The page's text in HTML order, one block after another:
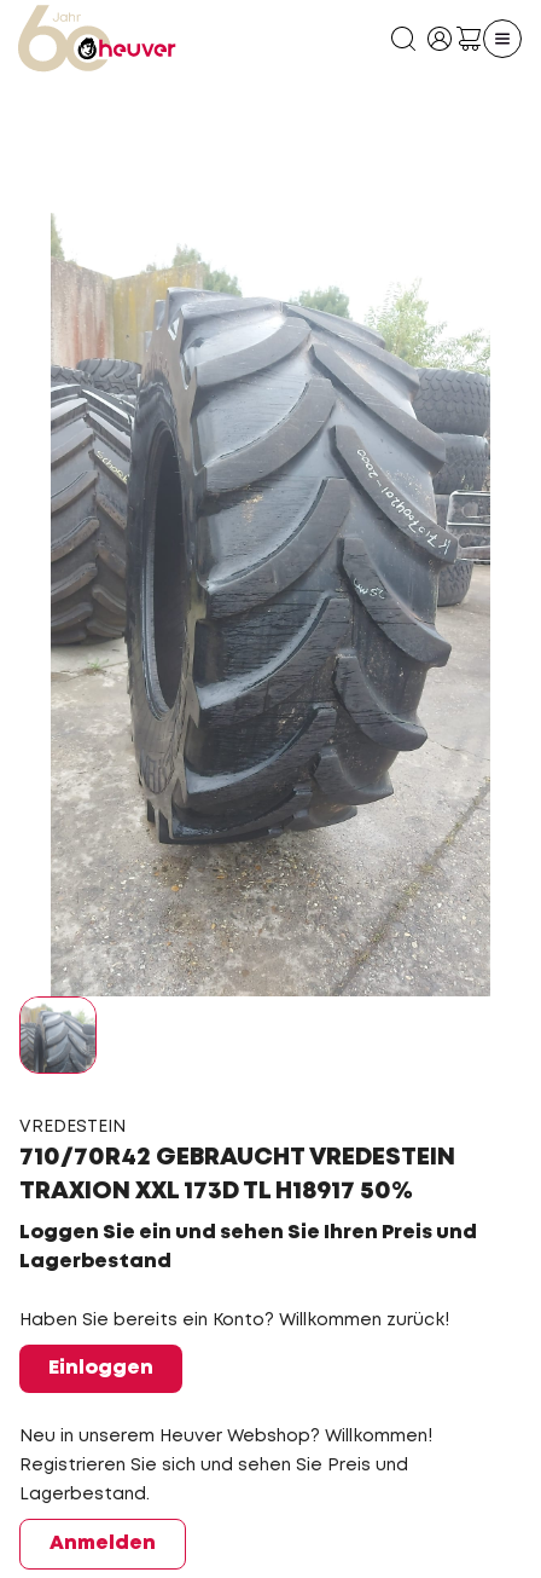
VREDESTEIN
710/70R42 GEBRAUCHT VREDESTEIN
TRAXION XXL 173D TL H18917 50%
Loggen Sie ein und sehen Sie Ihren Preis und
Lagerbestand
Haben Sie bereits ein Konto? Willkommen zurück!
Einloggen
Neu in unserem Heuver Webshop? Willkommen!
Registrieren Sie sich und sehen Sie Preis und
Lagerbestand.
Anmelden